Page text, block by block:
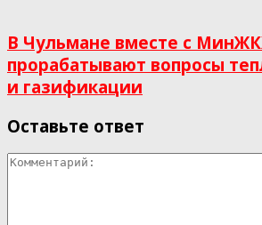
В Чульмане вместе с
прорабатывают вопросы
и газификации
Оставьте ответ